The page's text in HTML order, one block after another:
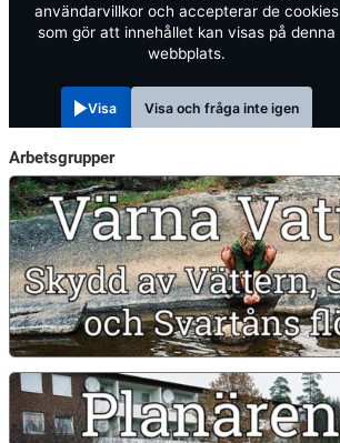
användarvillkor och accepterar de cookies
som gör att innehållet kan visas på denna
webbplats.
Visa Visa och fråga inte igen
Arbetsgrupper